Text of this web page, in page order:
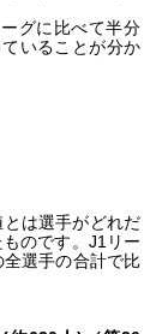
グに比べて半分
いることが分か
は選手がどれだ
のです。J1リー
選手の合計で比